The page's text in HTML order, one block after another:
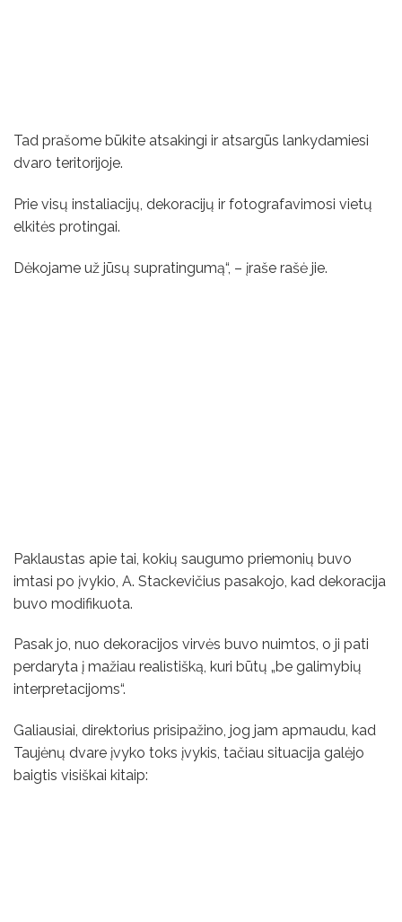
Tad prašome būkite atsakingi ir atsargūs lankydamiesi
dvaro teritorijoje.
Prie visų instaliacijų, dekoracijų ir fotografavimosi vietų
elkitės protingai.
Dėkojame už jūsų supratingumą“, – įraše rašė jie.
Paklaustas apie tai, kokių saugumo priemonių buvo
imtasi po įvykio, A. Stackevičius pasakojo, kad dekoracija
buvo modifikuota.
Pasak jo, nuo dekoracijos virvės buvo nuimtos, o ji pati
perdaryta į mažiau realistišką, kuri būtų „be galimybių
interpretacijoms“.
Galiausiai, direktorius prisipažino, jog jam apmaudu, kad
Taujėnų dvare įvyko toks įvykis, tačiau situacija galėjo
baigtis visiškai kitaip: